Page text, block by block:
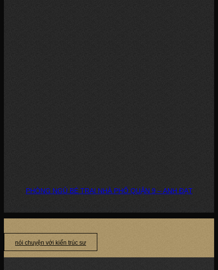
PHÒNG NGỦ BÉ TRAI NHÀ PHỐ QUẬN 9 – ANH ĐẠT
nói chuyện với kiến trúc sư